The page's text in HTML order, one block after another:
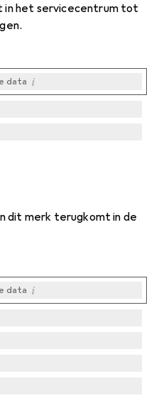
in het servicecentrum tot
data i
dit merk terugkomt in de
data i